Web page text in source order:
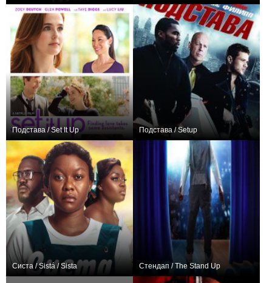
Подстава / Set It Up Подстава / Setup
Систа / Sistá / Sista Стендап / The Stand Up